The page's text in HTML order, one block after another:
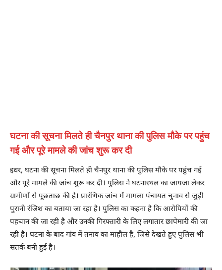
घटना की सूचना मिलते ही चैनपुर थाना की पुलिस मौके पर पहुंच
गई और पूरे मामले की जांच शुरू कर दी
इधर, घटना की सूचना मिलते ही चैनपुर थाना की पुलिस मौके पर पहुंच गई
और पूरे मामले की जांच शुरू कर दी। पुलिस ने घटनास्थल का जायजा लेकर
ग्रामीणों से पूछताछ की है। प्रारंभिक जांच में मामला पंचायत चुनाव से जुड़ी
पुरानी रंजिश का बताया जा रहा है। पुलिस का कहना है कि आरोपियों की
पहचान की जा रही है और उनकी गिरफ्तारी के लिए लगातार छापेमारी की जा
रही है। घटना के बाद गांव में तनाव का माहौल है, जिसे देखते हुए पुलिस भी
सतर्क बनी हुई है।